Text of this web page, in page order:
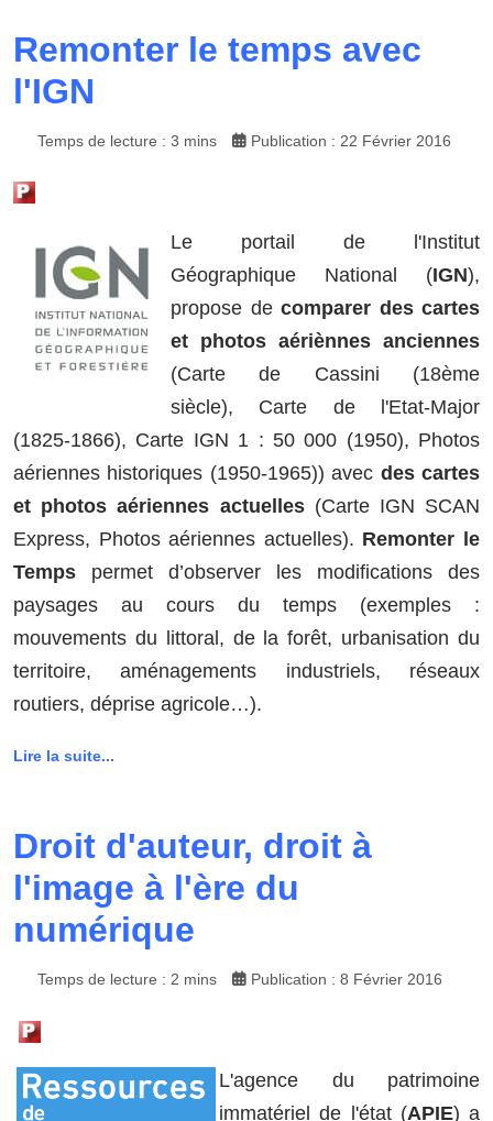
Remonter le temps avec
l'IGN
Temps de lecture : 3 mins Publication : 22 Février 2016
Le portail de l'Institut
Géographique National (IGN),
propose de comparer des cartes
et photos aériènnes anciennes
(Carte de Cassini (18ème
siècle), Carte de l'Etat-Major
(1825-1866), Carte IGN 1 : 50 000 (1950), Photos
aériennes historiques (1950-1965)) avec des cartes
et photos aériennes actuelles(Carte IGN SCAN
Express, Photos aériennes actuelles). Remonter le
Temps permet d’observer les modifications des
paysages au cours du temps (exemples :
mouvements du littoral, de la forêt, urbanisation du
territoire, aménagements industriels, réseaux
routiers, déprise agricole…).
Lire la suite...
Droit d'auteur, droit à
l'image à l'ère du
numérique
Temps de lecture : 2 mins Publication : 8 Février 2016
L'agence du patrimoine
immatériel de l'état (APIE) a